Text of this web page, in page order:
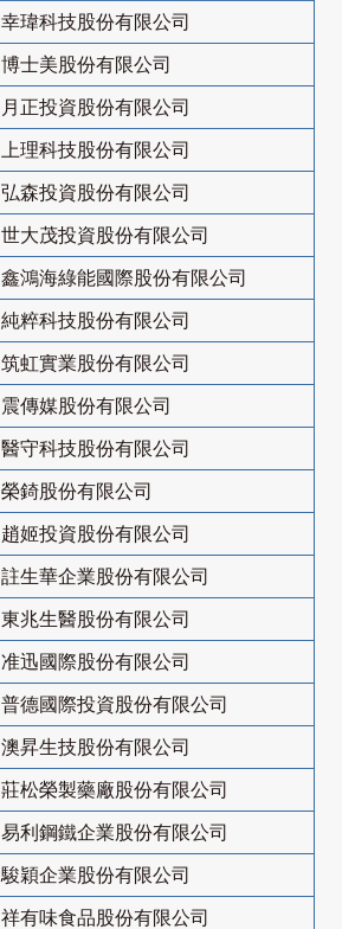
幸瑋科技股份有限公司
博士美股份有限公司
月正投資股份有限公司
上理科技股份有限公司
弘森投資股份有限公司
世大茂投資股份有限公司
鑫鴻海綠能國際股份有限公司
純粹科技股份有限公司
筑虹實業股份有限公司
震傳媒股份有限公司
醫守科技股份有限公司
榮錡股份有限公司
趙姬投資股份有限公司
註生華企業股份有限公司
東兆生醫股份有限公司
准迅國際股份有限公司
普德國際投資股份有限公司
澳昇生技股份有限公司
莊松榮製藥廠股份有限公司
易利鋼鐵企業股份有限公司
駿穎企業股份有限公司
祥有味食品股份有限公司